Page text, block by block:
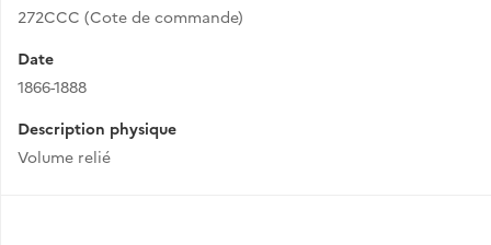
272CCC (Cote de commande)
Date
1866-1888
Description physique
Volume relié